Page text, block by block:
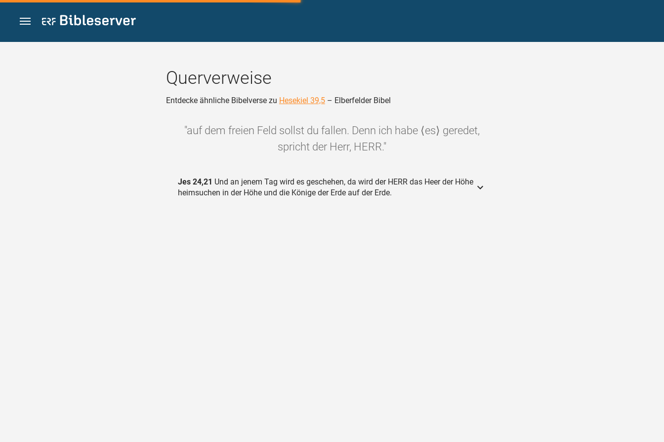
Zum Inhalt springen
Querverweise
Entdecke ähnliche Bibelverse zu Hesekiel 39,5 – Elberfelder Bibel
"auf dem freien Feld sollst du fallen. Denn ich habe ⟨es⟩ geredet,
spricht der Herr, HERR."
Jes 24,21 Und an jenem Tag wird es geschehen, da wird der HERR das Heer der Höhe
heimsuchen in der Höhe und die Könige der Erde auf der Erde.